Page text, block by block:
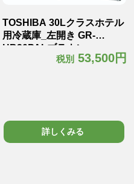
TOSHIBA 30Lクラスホテル
用冷蔵庫_左開き GR-
HB30PALブラウン
W425×D450×H425mm18kg
税別53,500円
詳しくみる